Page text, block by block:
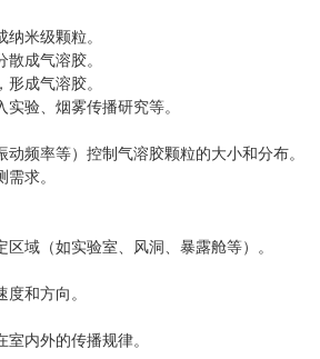
米级颗粒。
成气溶胶。
成气溶胶。
验、烟雾传播研究等。
率等）控制气溶胶颗粒的大小和分布。
求。
域（如实验室、风洞、暴露舱等）。
和方向。
内外的传播规律。